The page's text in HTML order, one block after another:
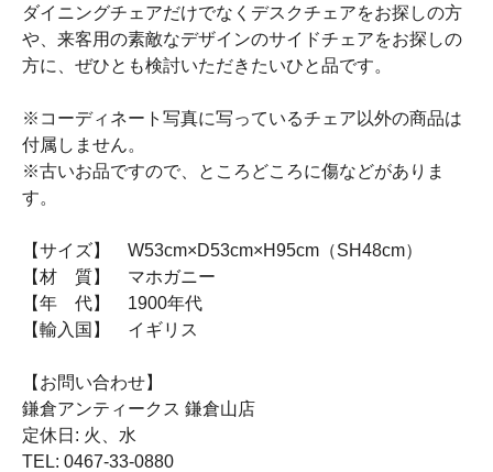
ダイニングチェアだけでなくデスクチェアをお探しの方
や、来客用の素敵なデザインのサイドチェアをお探しの
方に、ぜひとも検討いただきたいひと品です。
※コーディネート写真に写っているチェア以外の商品は
付属しません。
※古いお品ですので、ところどころに傷などがありま
す。
【サイズ】 W53cm×D53cm×H95cm（SH48cm）
【材 質】 マホガニー
【年 代】 1900年代
【輸入国】 イギリス
【お問い合わせ】
鎌倉アンティークス 鎌倉山店
定休日: 火、水
TEL: 0467-33-0880